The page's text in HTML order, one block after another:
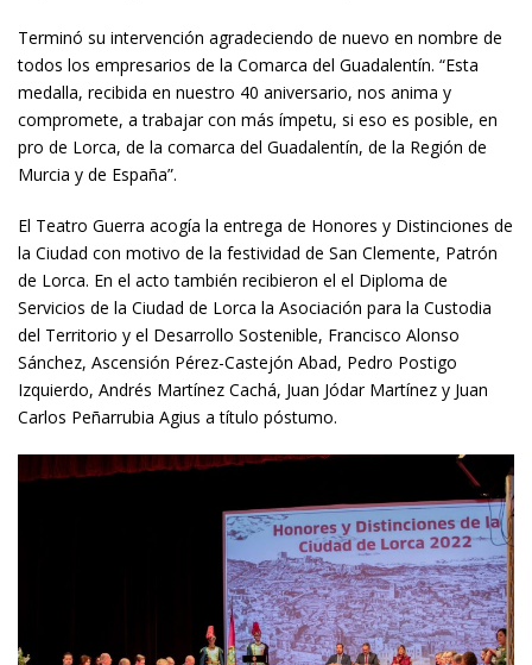
Terminó su intervención agradeciendo de nuevo en nombre de
todos los empresarios de la Comarca del Guadalentín. “Esta
medalla, recibida en nuestro 40 aniversario, nos anima y
compromete, a trabajar con más ímpetu, si eso es posible, en
pro de Lorca, de la comarca del Guadalentín, de la Región de
Murcia y de España”.
El Teatro Guerra acogía la entrega de Honores y Distinciones de
la Ciudad con motivo de la festividad de San Clemente, Patrón
de Lorca. En el acto también recibieron el el Diploma de
Servicios de la Ciudad de Lorca la Asociación para la Custodia
del Territorio y el Desarrollo Sostenible, Francisco Alonso
Sánchez, Ascensión Pérez-Castejón Abad, Pedro Postigo
Izquierdo, Andrés Martínez Cachá, Juan Jódar Martínez y Juan
Carlos Peñarrubia Agius a título póstumo.